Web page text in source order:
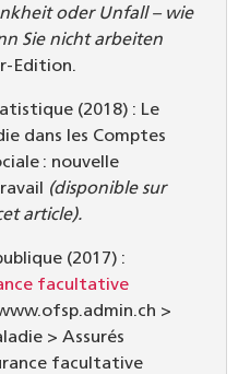
oder Unfall – wie
Sie nicht arbeiten
Edition.
(2018) : Le
dans les Comptes
: nouvelle
(disponible sur
article).
(2017) :
facultative
>
> Assurés
facultative